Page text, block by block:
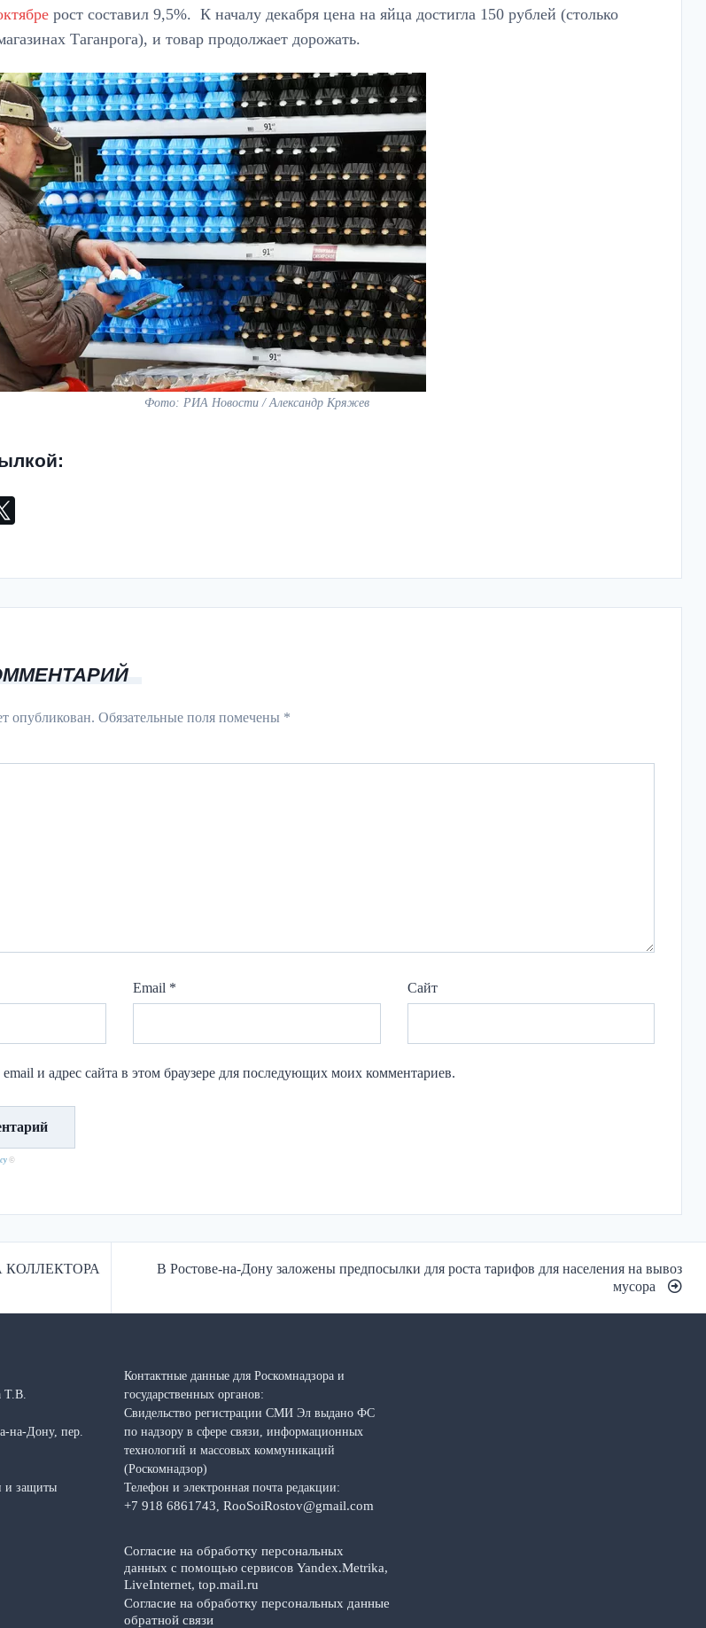
рост составил 9,5%. К началу декабря цена на яйца достигла 150 рублей (столько
Таганрога), и товар продолжает дорожать.
Фото: РИА Новости / Александр Кряжев
опубликован. Обязательные поля помечены *
Email * Сайт
и адрес сайта в этом браузере для последующих моих комментариев.
©
КОЛЛЕКТОРА
В Ростове-на-Дону заложены предпосылки для роста тарифов для населения на вывоз
мусора
Т.В.
на-Дону, пер.
и защиты
Контактные данные для Роскомнадзора и
государственных органов:
Свидельство регистрации СМИ Эл выдано ФС
по надзору в сфере связи, информационных
технологий и массовых коммуникаций
(Роскомнадзор)
Телефон и электронная почта редакции:
+7 918 6861743 RooSoiRostov@gmail.com
Согласие на обработку персональных
данных с помощью сервисов Yandex.Metrika,
LiveInternet, top.mail.ru
Согласие на обработку персональных данные
обратной связи